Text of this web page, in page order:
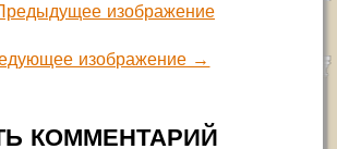
изображение
изображение →
КОММЕНТАРИЙ